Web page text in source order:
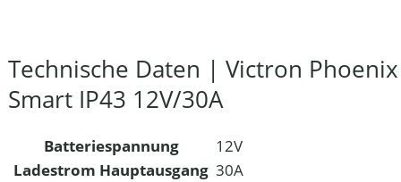
Technische Daten | Victron Phoenix
Smart IP43 12V/30A
Batteriespannung
12V
Ladestrom Hauptausgang 30A